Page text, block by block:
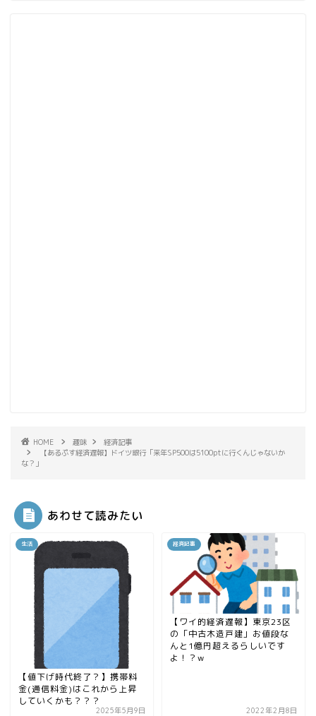
HOME 趣味
経済記事
【あるぷす経済遅報】ドイツ銀行「来年SP500は5100ptに行くんじゃないか
な？」
あわせて読みたい
生活
【値下げ時代終了？】携帯料
金(通信料金)はこれから上昇
していくかも？？？
2025年5月9日
経済記事
【ワイ的経済遅報】東京23区
の「中古木造戸建」お値段な
んと1億円超えるらしいです
よ！？w
2022年2月8日